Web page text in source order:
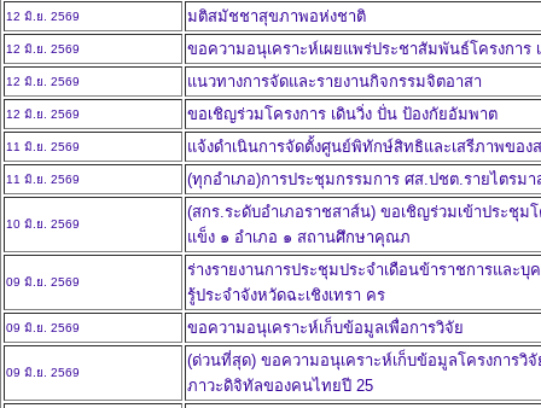
12 มิ.ย. 2569 มติสมัชชาสุขภาพอห่งชาติ
12 มิ.ย. 2569 ขอความอนุเคราะห์เผยแพร่ประชาสัมพันธ์โครงการ
12 มิ.ย. 2569 แนวทางการจัดและรายงานกิจกรรมจิตอาสา
12 มิ.ย. 2569 ขอเชิญร่วมโครงการ เดินวิ่ง ปั่น ป้องกัยอัมพาต
11 มิ.ย. 2569 แจ้งดำเนินการจัดตั้งศูนย์พิทักษ์สิทธิและเสรีภาพของ
11 มิ.ย. 2569 (ทุกอำเภอ)การประชุมกรรมการ ศส.ปชต.รายไตรม
10 มิ.ย. 2569
(สกร.ระดับอำเภอราชสาส์น) ขอเชิญร่วมเข้าประชุมโ
แข็ง ๑ อำเภอ ๑ สถานศึกษาคุณภ
09 มิ.ย. 2569
ร่างรายงานการประชุมประจำเดือนข้าราชการและบุ
รู้ประจำจังหวัดฉะเชิงเทรา คร
09 มิ.ย. 2569 ขอความอนุเคราะห์เก็บข้อมูลเพื่อการวิจัย
09 มิ.ย. 2569
(ด่วนที่สุด) ขอความอนุเคราะห์เก็บข้อมูลโครงการวิ
ภาวะดิจิทัลของคนไทยปี 25